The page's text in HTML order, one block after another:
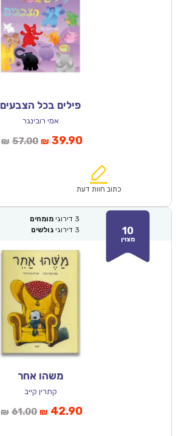
פילים בכל הצבעים
אמי רובינגר
₪ 57.00המחיר
₪57.00.
₪ 39.90המחיר
הוא:
כתוב חוות דעת
10
מצוין
3 דירוגי מומחים
3 דירוגי גולשים
משהו אחר
קתרין קייב
₪ 61.00המחיר
₪ 42.90המחיר